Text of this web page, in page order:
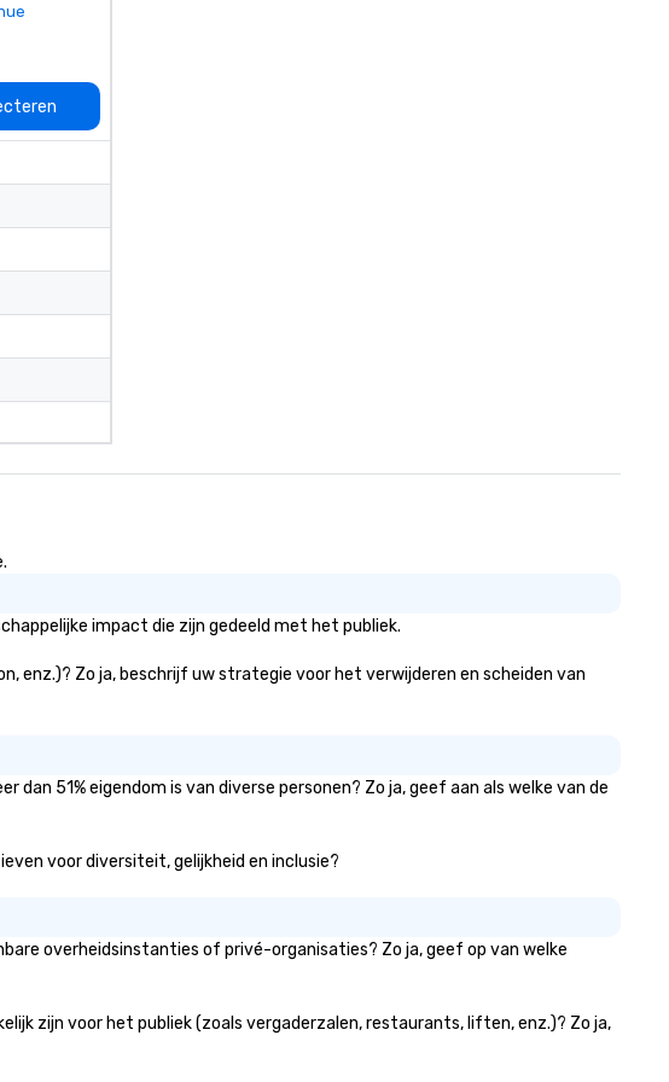
impact die zijn gedeeld met het publiek.
enz.)? Zo ja, beschrijf uw strategie voor het verwijderen en scheiden van
51% eigendom is van diverse personen? Zo ja, geef aan als welke van de
voor diversiteit, gelijkheid en inclusie?
overheidsinstanties of privé-organisaties? Zo ja, geef op van welke
zijn voor het publiek (zoals vergaderzalen, restaurants, liften, enz.)? Zo ja,